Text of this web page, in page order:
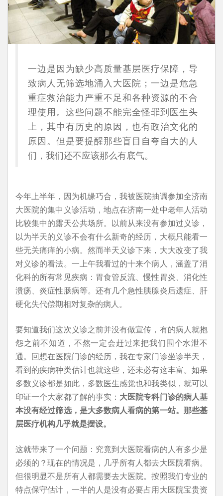
一边是因为缺少高质量基层医疗保障，导
致病人无筛选地涌入大医院；一边是危急
重症救治能力严重不足和各种资源的不合
理使用。这些问题不能完全怪罪到医生头
上，其中有历史的原因，也有政治文化的
原因。但是要提醒那些盲目自夸自大的人
们，我们还不应该那么有底气。
今年上半年，因为机缘巧合，我被医院抽调参加全济南
大医院的集中义诊活动，地点在济南一处中老年人活动
比较集中的露天公共场所。以前从来没有参加过义诊，
以为半天的义诊不会有什么新奇的经历，大概只能看一
些无关痛痒的小病。然而半天义诊下来，大大改变了我
对义诊的看法。一上午我看过的十来个病人，涵盖了消
化科的所有常见疾病：胃食管反流、慢性胃炎、消化性
溃疡、炎症性肠病等。还有几个急性胰腺炎后遗症、肝
硬化失代偿期相对复杂的病人。
要知道我们这次义诊之前并没有做宣传，有的病人就抱
怨之前不知道，不然一定会赶过来把我们围个水泄不
通。回想在医院门诊的经历，我在专家门诊坐诊半天，
看到的疾病种类估计也就这些，还未必有这丰富。如果
多数义诊都是如此，多数医生感觉也和我类似，就可以
印证一个大家都了解的事实： 大医院专科门诊的病人基
本没有经过筛选，是大多数病人看病的第一站。那些基
层医疗机构几乎就是摆设。
这就带来了一个问题：究竟到大医院看病的人有多少是
必须的？现在的情况是，几乎所有人都去大医院看病。
但很明显不是所有人都需要去大医院。按照我们专业的
特点保守估计，一半的人是没有必要占用大医院宝贵资